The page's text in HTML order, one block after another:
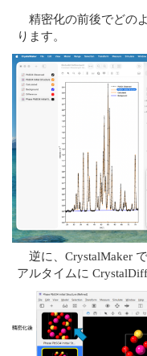
精密化の前後でどの
ります。
逆に、CrystalMaker
アルタイムに